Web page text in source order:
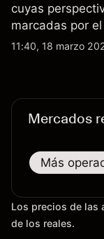
cuyas
marcadas por
actualizaciones
11:40, 18 marzo
Mercados
Más
Los precios de las
de los reales.